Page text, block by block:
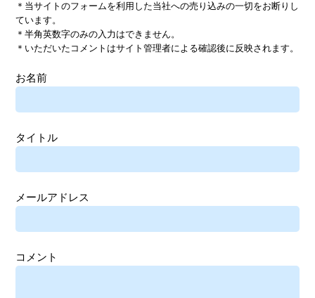
＊当サイトのフォームを利用した当社への売り込みの一切をお断りし
ています。
＊半角英数字のみの入力はできません。
＊いただいたコメントはサイト管理者による確認後に反映されます。
お名前
タイトル
メールアドレス
コメント